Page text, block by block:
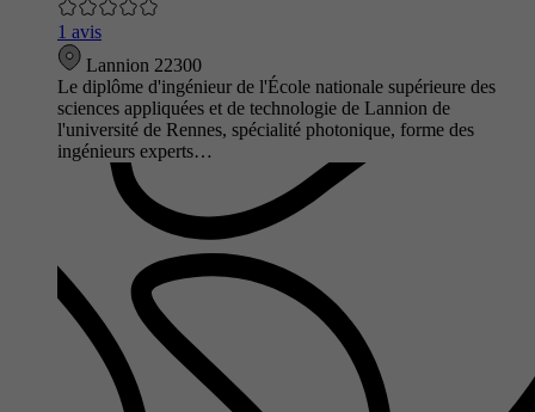
1 avis
Lannion 22300
Le diplôme d'ingénieur de l'École nationale supérieure des
sciences appliquées et de technologie de Lannion de
l'université de Rennes, spécialité photonique, forme des
ingénieurs experts…